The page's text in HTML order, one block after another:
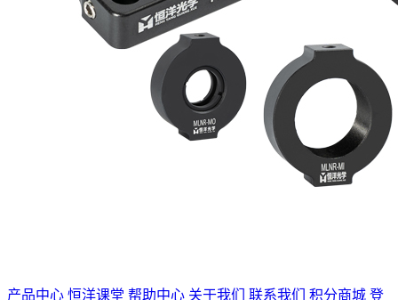
产品中心 恒洋课堂 帮助中心 关于我们 联系我们 积分商城 登